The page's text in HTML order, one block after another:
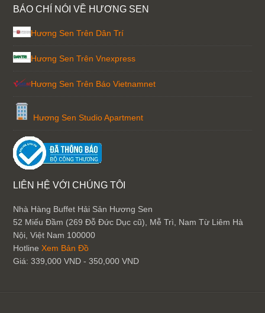
BÁO CHÍ NÓI VỀ HƯƠNG SEN
Hương Sen Trên Dân Trí
Hương Sen Trên Vnexpress
Hương Sen Trên Báo Vietnamnet
Hương Sen Studio Apartment
LIÊN HỆ VỚI CHÚNG TÔI
Nhà Hàng Buffet Hải Sản Hương Sen
52 Miếu Đầm (269 Đỗ Đức Dục cũ), Mễ Trì, Nam Từ Liêm Hà
Nội ,Việt Nam 100000
Hotline Xem Bản Đồ
Giá:339,000 VND - 350,000 VND